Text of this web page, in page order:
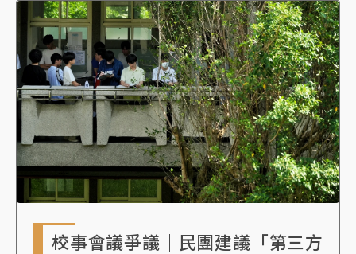
校事會議爭議｜民團建議「第三方